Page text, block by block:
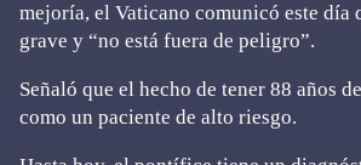
mejoría, el Vaticano comunicó este día
grave y “no está fuera de peligro”.
Señaló que el hecho de tener 88 años
como un paciente de alto riesgo.